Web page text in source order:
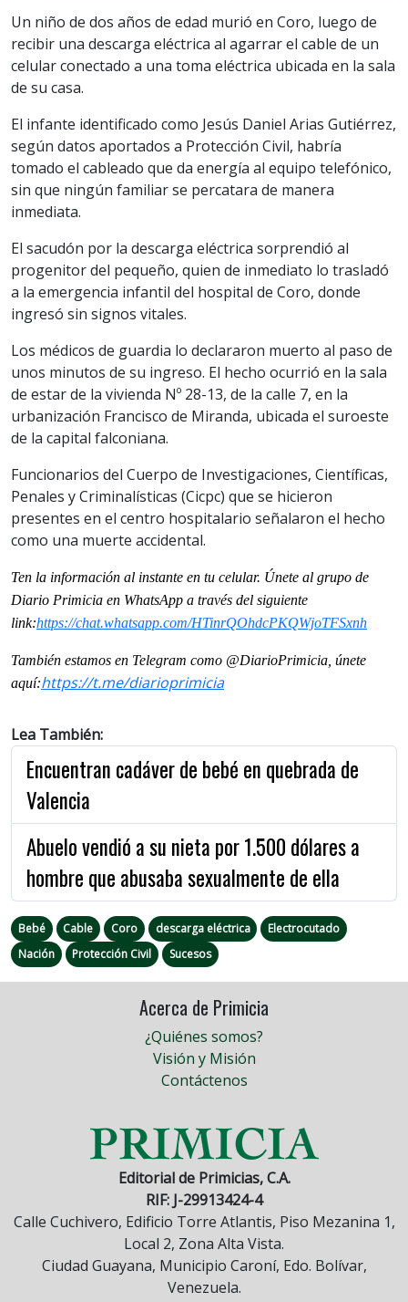
Un niño de dos años de edad murió en Coro, luego de
recibir una descarga eléctrica al agarrar el cable de un
celular conectado a una toma eléctrica ubicada en la sala
de su casa.
El infante identificado como Jesús Daniel Arias Gutiérrez,
según datos aportados a Protección Civil, habría
tomado el cableado que da energía al equipo telefónico,
sin que ningún familiar se percatara de manera
inmediata.
El sacudón por la descarga eléctrica sorprendió al
progenitor del pequeño, quien de inmediato lo trasladó
a la emergencia infantil del hospital de Coro, donde
ingresó sin signos vitales.
Los médicos de guardia lo declararon muerto al paso de
unos minutos de su ingreso. El hecho ocurrió en la sala
de estar de la vivienda Nº 28-13, de la calle 7, en la
urbanización Francisco de Miranda, ubicada el suroeste
de la capital falconiana.
Funcionarios del Cuerpo de Investigaciones, Científicas,
Penales y Criminalísticas (Cicpc) que se hicieron
presentes en el centro hospitalario señalaron el hecho
como una muerte accidental.
Ten la información al instante en tu celular. Únete al grupo de
Diario Primicia en WhatsApp a través del siguiente
link:https://chat.whatsapp.com/HTinrQOhdcPKQWjoTFSxnh
También estamos en Telegram como @DiarioPrimicia, únete
aquí:https://t.me/diarioprimicia
Lea También:
Encuentran cadáver de bebé en quebrada de
Valencia
Abuelo vendió a su nieta por 1.500 dólares a
hombre que abusaba sexualmente de ella
Bebé Cable Coro descarga eléctrica
Electrocutado
Nación
Protección Civil Sucesos
Acerca de Primicia
¿Quiénes somos?
Visión y Misión
Contáctenos
Editorial de Primicias, C.A.
RIF: J-29913424-4
Calle Cuchivero, Edificio Torre Atlantis, Piso Mezanina 1,
Local 2, Zona Alta Vista.
Ciudad Guayana, Municipio Caroní, Edo. Bolívar,
Venezuela.